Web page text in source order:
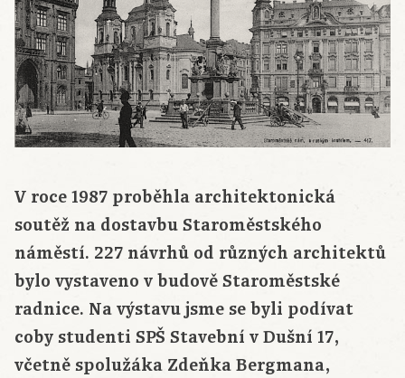
V roce 1987 proběhla architektonická
soutěž na dostavbu Staroměstského
náměstí. 227 návrhů od různých architektů
bylo vystaveno v budově Staroměstské
radnice. Na výstavu jsme se byli podívat
coby studenti SPŠ Stavební v Dušní 17,
včetně spolužáka Zdeňka Bergmana,